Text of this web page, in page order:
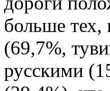
больше тех,
(69,7%,
русскими